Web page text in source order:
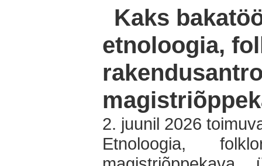
Kaks
etnoloogia,
2. juunil 2026
Etnoloogia,